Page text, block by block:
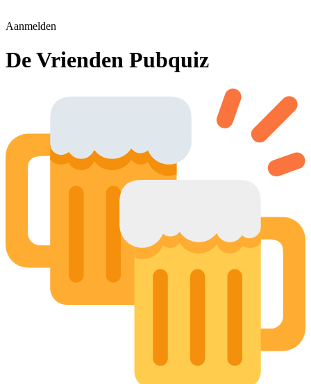
Aanmelden
De Vrienden Pubquiz